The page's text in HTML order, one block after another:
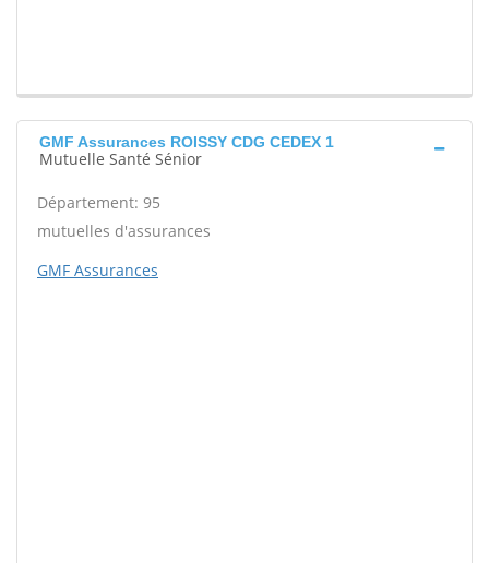
GMF Assurances ROISSY CDG CEDEX 1
Mutuelle Santé Sénior
Département: 95
mutuelles d'assurances
GMF Assurances